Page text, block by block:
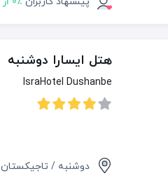
هتل ایسارا دوشنبه
IsraHotel Dushanbe
دوشنبه / تاجیکستان